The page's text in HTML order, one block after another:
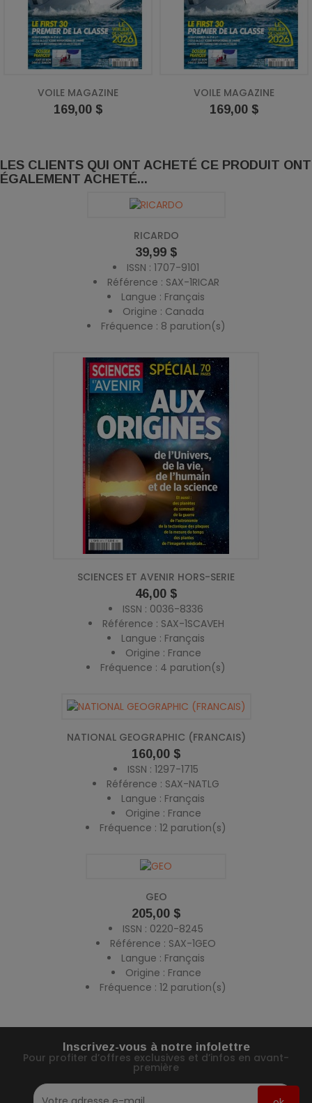
VOILE MAGAZINE
Prix
169,00 $
VOILE MAGAZINE
Prix
169,00 $
LES CLIENTS QUI ONT ACHETÉ CE PRODUIT ONT
ÉGALEMENT ACHETÉ...
RICARDO
Prix
39,99 $
ISSN : 1707-9101
Référence : SAX-1RICAR
Langue : Français
Origine : Canada
Fréquence : 8 parution(s)
SCIENCES ET AVENIR HORS-SERIE
Prix
46,00 $
ISSN : 0036-8336
Référence : SAX-1SCAVEH
Langue : Français
Origine : France
Fréquence : 4 parution(s)
NATIONAL GEOGRAPHIC (FRANCAIS)
Prix
160,00 $
ISSN : 1297-1715
Référence : SAX-NATLG
Langue : Français
Origine : France
Fréquence : 12 parution(s)
GEO
Prix
205,00 $
ISSN : 0220-8245
Référence : SAX-1GEO
Langue : Français
Origine : France
Fréquence : 12 parution(s)
Inscrivez-vous à notre infolettre
Pour profiter d’offres exclusives et d’infos en avant-
première